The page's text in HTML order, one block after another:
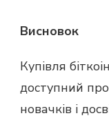
Висновок
Купівля
доступний
новачків і